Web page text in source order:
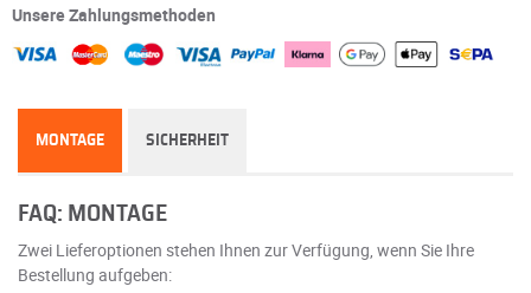
Unsere Zahlungsmethoden
MONTAGE SICHERHEIT
FAQ: MONTAGE
Zwei Lieferoptionen stehen Ihnen zur Verfügung, wenn Sie Ihre
Bestellung aufgeben: